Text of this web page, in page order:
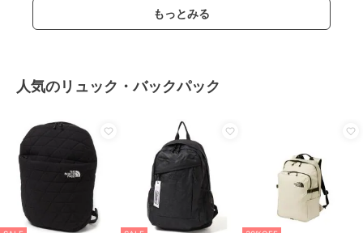
もっとみる
人気のリュック・バックパック